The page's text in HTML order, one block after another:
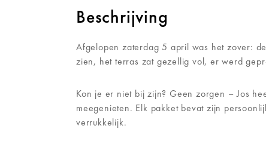
Beschrijving
Afgelopen zaterdag 5 april was het zover:
zien, het terras zat gezellig vol, er werd
Kon je er niet bij zijn? Geen zorgen – Jos
meegenieten. Elk pakket bevat zijn
verrukkelijk.